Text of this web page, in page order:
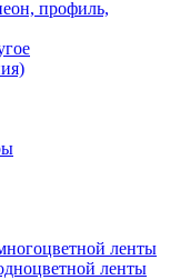
профиль,
ленты
ленты